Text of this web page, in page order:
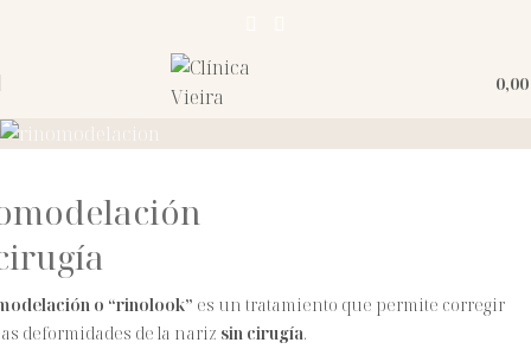
0,00
CONSULTAR
o “rinolook” es un tratamiento que permite corregir
deformidades de la nariz sin cirugía.